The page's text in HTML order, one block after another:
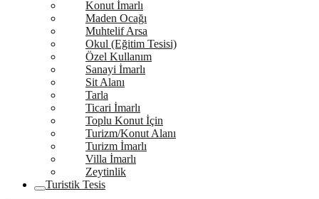
Konut İmarlı
Maden Ocağı
Muhtelif Arsa
Okul (Eğitim Tesisi)
Özel Kullanım
Sanayi İmarlı
Sit Alanı
Tarla
Ticari İmarlı
Toplu Konut İçin
Turizm/Konut Alanı
Turizm İmarlı
Villa İmarlı
Zeytinlik
Turistik Tesis